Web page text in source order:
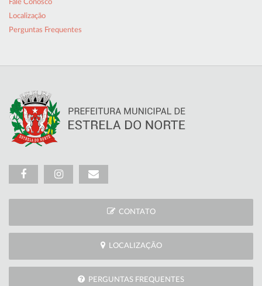
Fale Conosco
Localização
Perguntas Frequentes
CONTATO
LOCALIZAÇÃO
PERGUNTAS FREQUENTES